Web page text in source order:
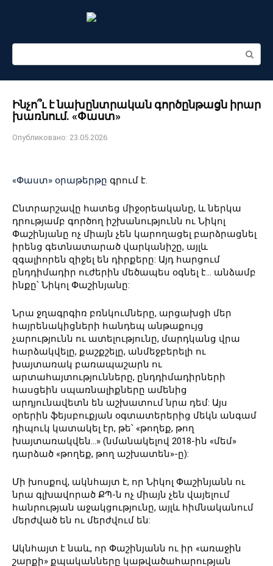
Поиск:
Ինչո՞ւ է նախընտրական գործընթացն իրար
խառնում. «Փաստ»
Опубликовано: 23.05.2026
«Փաստ» օրաթերթը գրում է.
Ընտրարշավը հատեց միջօրեականը, և ներկա
դրությամբ գործող իշխանությունն ու Նիկոլ
Փաշինյանը ոչ միայն չեն կարողացել բարձրացնել
իրենց գետնատարած վարկանիշը, այլև
զգալիորեն զիջել են դիրքերը: Այդ հարցում
ընդդիմադիր ուժերին մեծապես օգնել է… անձամբ
ինքը՝ Նիկոլ Փաշինյանը:
Նրա ջղագրգիռ բռնկումները, արցախցի մեր
հայրենակիցների հանդեպ անթաքույց
չարությունն ու ատելությունը, մարդկանց վրա
հարձակվելը, քաշքշելը, անմեջբերելի ու
խայտառակ բառապաշարն ու
արտահայտությունները, ընդդիմադիրների
հասցեին սպառնալիքները ամենից
արդյունավետն են աշխատում նրա դեմ: Այս
օրերին ֆեյսբուքյան օգտատերերից մեկն անգամ
դիպուկ կատակել էր, թե՝ «թողեք, թող
խայտառակվեն…» (նմանակելով 2018-ին «մեմ»
դարձած «թողեք, թող աշխատեն»-ը):
Մի խոսքով, ակնհայտ է, որ Նիկոլ Փաշինյանն ու
նրա գլխավորած ՔՊ-ն ոչ միայն չեն վայելում
հանրության աջակցությունը, այլև հիմնականում
մերժված են ու մերժվում են:
Ակնհայտ է նաև, որ Փաշինյանն ու իր «առաջին
շարքի» քպականները կաթվածահարության